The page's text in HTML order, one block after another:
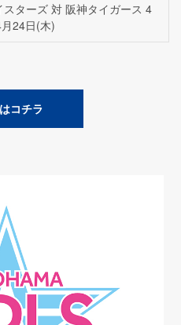
スターズ 対 阪神タイガース 4
24日(木)
コチラ